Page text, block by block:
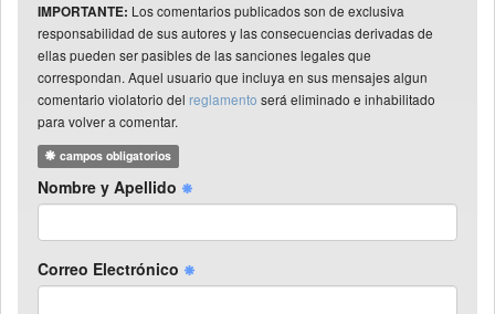
IMPORTANTE: Los comentarios publicados son de exclusiva
responsabilidad de sus autores y las consecuencias derivadas de
ellas pueden ser pasibles de las sanciones legales que
correspondan. Aquel usuario que incluya en sus mensajes algun
comentario violatorio del reglamento será eliminado e inhabilitado
para volver a comentar.
campos obligatorios
Nombre y Apellido
Correo Electrónico